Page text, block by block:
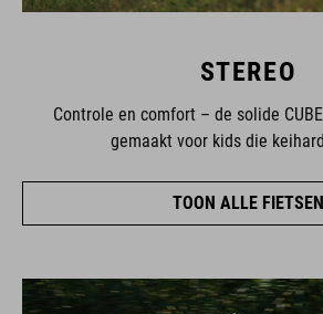
STEREO
Controle en comfort – de solide
gemaakt voor kids die
TOON ALLE FIETSEN